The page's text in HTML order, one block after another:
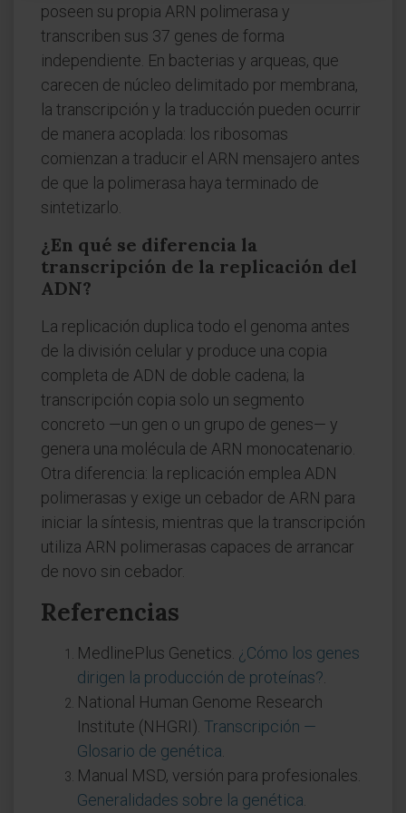
poseen su propia ARN polimerasa y
transcriben sus 37 genes de forma
independiente. En bacterias y arqueas, que
carecen de núcleo delimitado por membrana,
la transcripción y la traducción pueden ocurrir
de manera acoplada: los ribosomas
comienzan a traducir el ARN mensajero antes
de que la polimerasa haya terminado de
sintetizarlo.
¿En qué se diferencia la
transcripción de la replicación del
ADN?
La replicación duplica todo el genoma antes
de la división celular y produce una copia
completa de ADN de doble cadena; la
transcripción copia solo un segmento
concreto —un gen o un grupo de genes— y
genera una molécula de ARN monocatenario.
Otra diferencia: la replicación emplea ADN
polimerasas y exige un cebador de ARN para
iniciar la síntesis, mientras que la transcripción
utiliza ARN polimerasas capaces de arrancar
de novo sin cebador.
Referencias
MedlinePlus Genetics. ¿Cómo los genes
dirigen la producción de proteínas?
National Human Genome Research
Institute (NHGRI). Transcripción —
Glosario de genética
Manual MSD, versión para profesionales.
Generalidades sobre la genética